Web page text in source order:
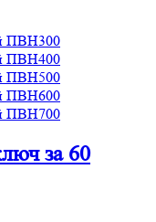
ПВН300
ПВН400
ПВН500
ПВН600
ПВН700
за 60